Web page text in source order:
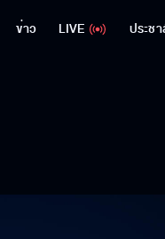
ข่าว LIVE ประช